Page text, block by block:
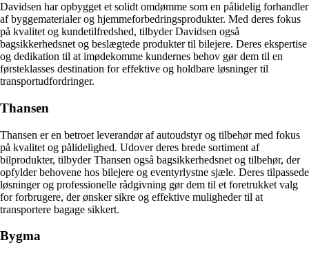
Davidsen har opbygget et solidt omdømme som en pålidelig forhandler
af byggematerialer og hjemmeforbedringsprodukter. Med deres fokus
på kvalitet og kundetilfredshed, tilbyder Davidsen også
bagsikkerhedsnet og beslægtede produkter til bilejere. Deres ekspertise
og dedikation til at imødekomme kundernes behov gør dem til en
førsteklasses destination for effektive og holdbare løsninger til
transportudfordringer.
Thansen
Thansen er en betroet leverandør af autoudstyr og tilbehør med fokus
på kvalitet og pålidelighed. Udover deres brede sortiment af
bilprodukter, tilbyder Thansen også bagsikkerhedsnet og tilbehør, der
opfylder behovene hos bilejere og eventyrlystne sjæle. Deres tilpassede
løsninger og professionelle rådgivning gør dem til et foretrukket valg
for forbrugere, der ønsker sikre og effektive muligheder til at
transportere bagage sikkert.
Bygma